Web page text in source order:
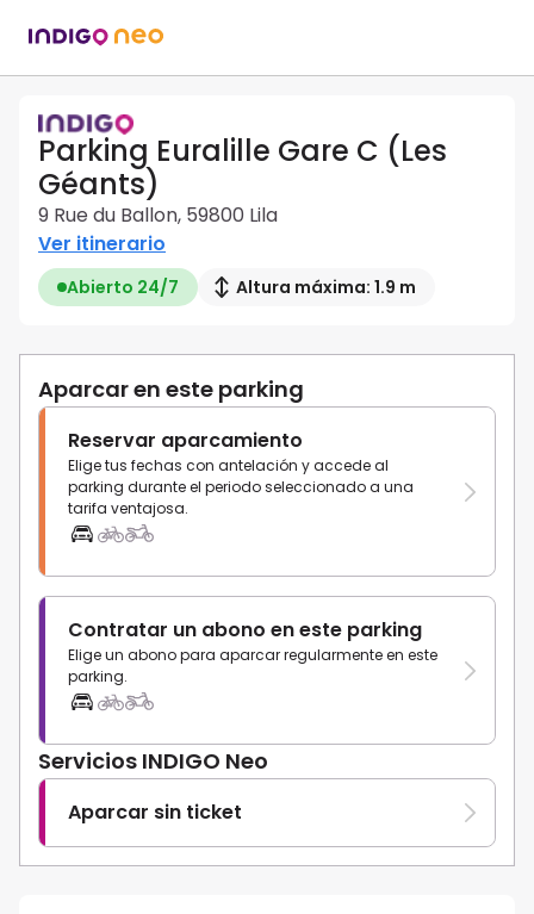
Parking Euralille Gare C (Les
Géants)
9 Rue du Ballon, 59800 Lila
Ver itinerario
Abierto 24/7 Altura máxima: 1.9 m
Aparcar en este parking
Reservar aparcamiento
Elige tus fechas con antelación y accede al
parking durante el periodo seleccionado a una
tarifa ventajosa.
Contratar un abono en este parking
Elige un abono para aparcar regularmente en este
parking.
Servicios INDIGO Neo
Aparcar sin ticket